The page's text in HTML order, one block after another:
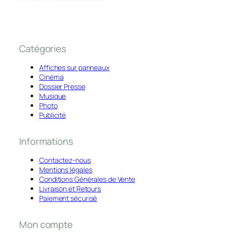
Catégories
Affiches sur panneaux
Cinéma
Dossier Presse
Musique
Photo
Publicité
Informations
Contactez-nous
Mentions légales
Conditions Générales de Vente
Livraison et Retours
Paiement sécurisé
Mon compte